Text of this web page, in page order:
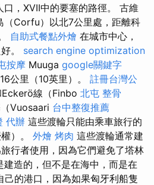
，XVII中的要塞的路徑。 古維
（Corfu）以北7公里處，距離科
自助式餐點外燴 在城市中心，
。 search engine optimization
按摩 Muuga google關鍵字
公里（10英里）。 註冊台灣公
線（Finbo 北屯 整骨
Vuosaari 台中整復推薦
代辦 這些渡輪只能由乘車旅行的
）。 外燴 烤肉 這些渡輪通常建
行者使用，因為它們避免了塔林
造的，但不是在海中，而是在
的港口，因為如果匈牙利船隻